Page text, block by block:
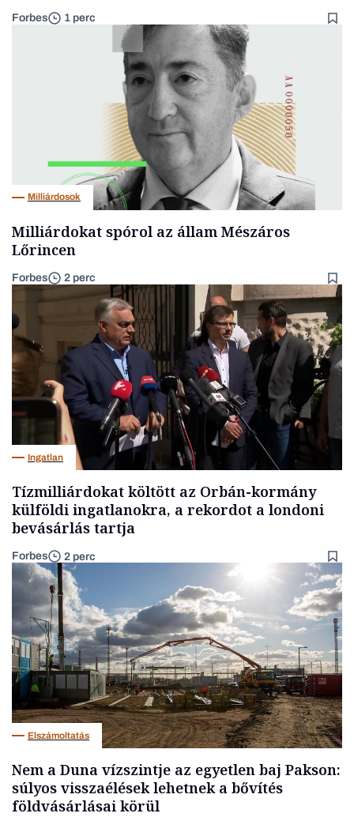
Forbes 1 perc
Milliárdosok
Milliárdokat spórol az állam Mészáros
Lőrincen
Forbes 2 perc
Ingatlan
Tízmilliárdokat költött az Orbán-kormány
külföldi ingatlanokra, a rekordot a londoni
bevásárlás tartja
Forbes 2 perc
Elszámoltatás
Nem a Duna vízszintje az egyetlen baj Pakson:
súlyos visszaélések lehetnek a bővítés
földvásárlásai körül